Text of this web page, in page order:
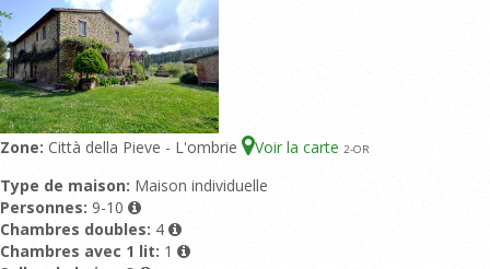
Zone: Città della Pieve - L'ombrie Voir la carte 2-OR
Type de maison: Maison individuelle
Personnes: 9-10
Chambres doubles: 4
Chambres avec 1 lit: 1